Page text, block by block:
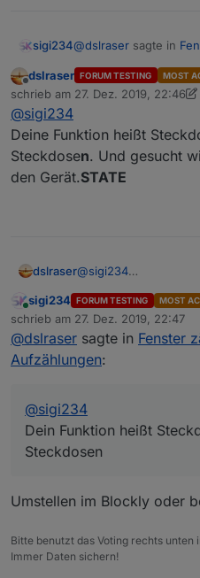
sigi234@dslraser sagte in
@sigi234
und ein Bild von
Offline
dslraser FORUM TESTING MOST
schrieb am 27. Dez. 2019, 22:46
zuletzt editiert von dslraser
@sigi234
Deine Funktion heißt
Steckdosen. Und gesucht
den Gerät.STATE
dslraser@sigi234
Steckdosen. Und
den Gerät.STATE
Online
sigi234 FORUM TESTING MOST
schrieb am 27. Dez. 2019, 22:47
zuletzt editiert von
@dslraser sagte in Fenster
Aufzählungen:
@sigi234
Dein Funktion heißt
Steckdosen
Umstellen im Blockly oder
Bitte benutzt das Voting rechts
Immer Daten sichern!